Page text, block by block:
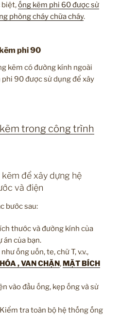
biệt,ống kẽm phi 60 được sử
phòng cháy chữa cháy.
phi 90
kẽm có đường kính ngoài
90 được sử dụng để xây
trong công trình
để xây dựng hệ
và điện
bước sau:
thước và đường kính của
án của bạn.
ống uốn, te, chữ T, v.v.,
, VAN CHẶN, MẶT BÍCH
vào đầu ống, kẹp ống và sử
tra toàn bộ hệ thống ống